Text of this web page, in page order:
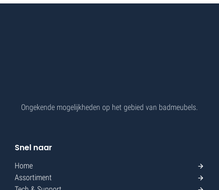
Ongekende mogelijkheden op het gebied van badmeubels.
Snel naar
Home
Assortiment